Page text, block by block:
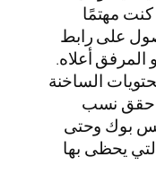
مهتمًا
على رابط
أعلاه.
الساخنة
حقق نسب
بوك وحتى
يحظى بها